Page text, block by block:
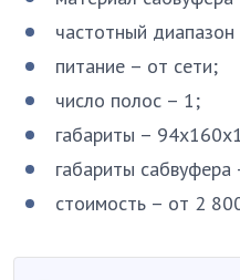
частотный
питание – от сети;
число полос – 1;
габариты –
габариты
стоимость – от 2